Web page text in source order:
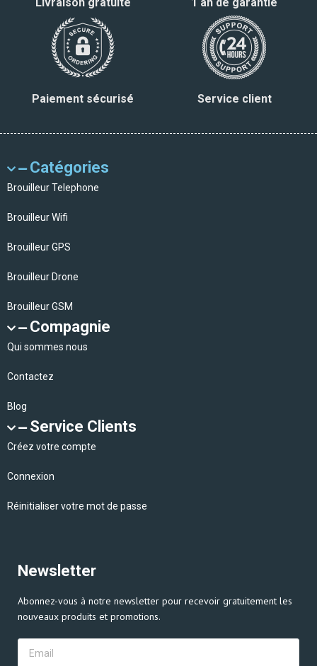
Paiement sécurisé Service client
Catégories
Brouilleur Telephone
Brouilleur Wifi
Brouilleur GPS
Brouilleur Drone
Brouilleur GSM
Compagnie
Qui sommes nous
Contactez
Blog
Service Clients
Créez votre compte
Connexion
Réinitialiser votre mot de passe
Newsletter
Abonnez-vous à notre newsletter pour recevoir gratuitement les
nouveaux produits et promotions.